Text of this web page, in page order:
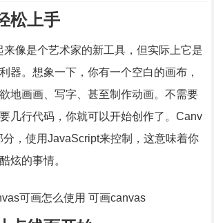
松上手
像是个艺术家的新工具，但实际上它是
器。想象一下，你有一个空白的画布，
地画画、写字、甚至制作动画。不需要
几行代码，你就可以开始创作了。Canv
，使用JavaScript来控制，这意味着你
炫的事情。